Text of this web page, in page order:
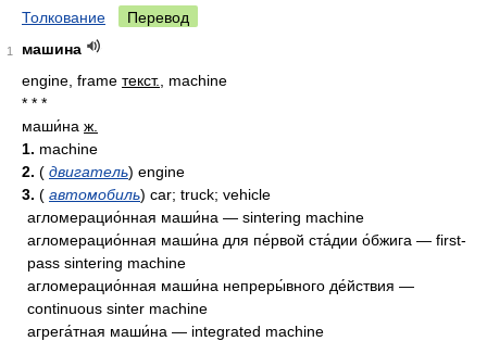
Толкование Перевод
1
машина
engine, frame текст. , machine
* * *
маши́на ж.
1. machine
2. ( двигатель) engine
3. ( автомобиль) car; truck; vehicle
агломерацио́нная маши́на — sintering machine
агломерацио́нная маши́на для пе́рвой ста́дии о́бжига — first-
pass sintering machine
агломерацио́нная маши́на непреры́вного де́йствия —
continuous sinter machine
агрега́тная маши́на — integrated machine